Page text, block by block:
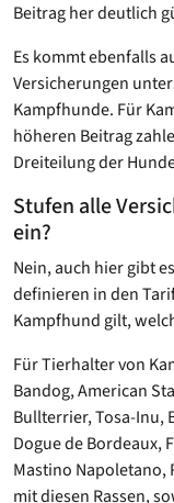
Beitrag her deutlich
Es kommt ebenfalls
Versicherungen
Kampfhunde. Für
höheren Beitrag
Dreiteilung der
Stufen alle
ein?
Nein, auch hier gibt
definieren in den
Kampfhund gilt,
Für Tierhalter von
Bandog, American
Bullterrier, Tosa-Inu,
Dogue de Bordeaux,
Mastino Napoletano,
mit diesen Rassen,